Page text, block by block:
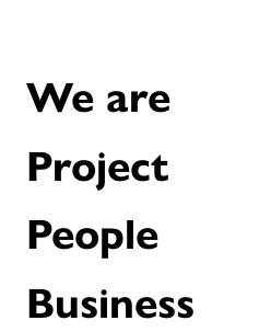
We are
Project
People
Business